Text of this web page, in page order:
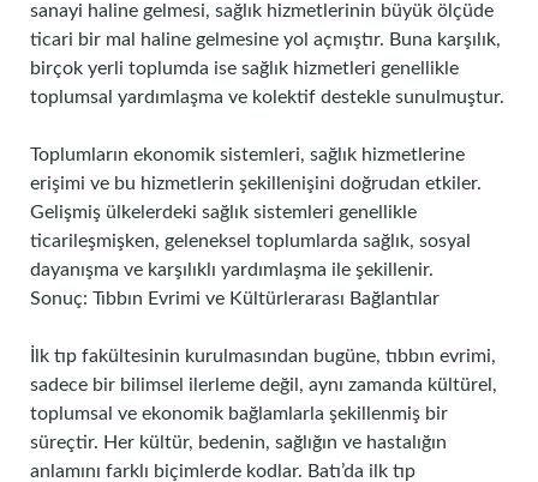
sanayi haline gelmesi, sağlık hizmetlerinin büyük ölçüde
ticari bir mal haline gelmesine yol açmıştır. Buna karşılık,
birçok yerli toplumda ise sağlık hizmetleri genellikle
toplumsal yardımlaşma ve kolektif destekle sunulmuştur.
Toplumların ekonomik sistemleri, sağlık hizmetlerine
erişimi ve bu hizmetlerin şekillenişini doğrudan etkiler.
Gelişmiş ülkelerdeki sağlık sistemleri genellikle
ticarileşmişken, geleneksel toplumlarda sağlık, sosyal
dayanışma ve karşılıklı yardımlaşma ile şekillenir.
Sonuç: Tıbbın Evrimi ve Kültürlerarası Bağlantılar
İlk tıp fakültesinin kurulmasından bugüne, tıbbın evrimi,
sadece bir bilimsel ilerleme değil, aynı zamanda kültürel,
toplumsal ve ekonomik bağlamlarla şekillenmiş bir
süreçtir. Her kültür, bedenin, sağlığın ve hastalığın
anlamını farklı biçimlerde kodlar. Batı’da ilk tıp